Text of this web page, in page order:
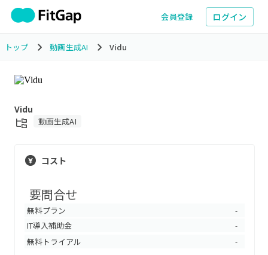
会員登録 ログイン
トップ 動画生成AI Vidu
Vidu
動画生成AI
コスト
要問合せ
無料プラン -
IT導入補助金 -
無料トライアル -